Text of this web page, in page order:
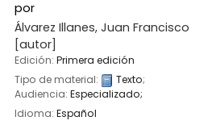
por
Álvarez Illanes, Juan Francisco
[autor]
Edición: Primera edición
Tipo de material:
Texto;
Audiencia: Especializado;
Idioma: Español